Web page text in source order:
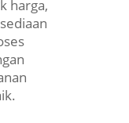
harga,